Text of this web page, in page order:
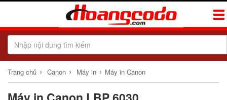
Trang chủ › Canon › Máy in › Máy in Canon